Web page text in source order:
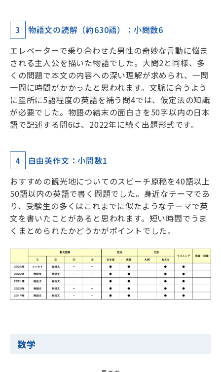
3
物語文の読解（約630語）：小問数6
エレベーターで乗り合わせた男性の奇妙な言動に悩ま
される主人公を描いた物語でした。大問2と同様、多
くの問題で本文の内容への深い理解が求められ、一問
一問に時間がかかったと思われます。文脈に合うよう
に空所に5語程度の英語を補う問4では、仮定法の知識
が必要でした。物語の結末の面白さを50字以内の日本
語で記述する問6は、2022年に続く出題形式です。
4
自由英作文：小問数1
おすすめの観光地についてのスピーチ原稿を40語以上
50語以内の英語で書く問題でした。身近なテーマであ
り、受験生の多くはこれまでに似たようなテーマで英
文を書いたことがあると思われます。短い時間でうま
くまとめられたかどうかがポイントでした。
数学